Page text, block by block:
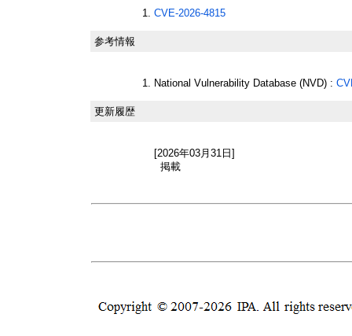
CVE-2026-4815
参考情報
National Vulnerability Database (NVD) :
更新履歴
[2026年03月31日]
掲載